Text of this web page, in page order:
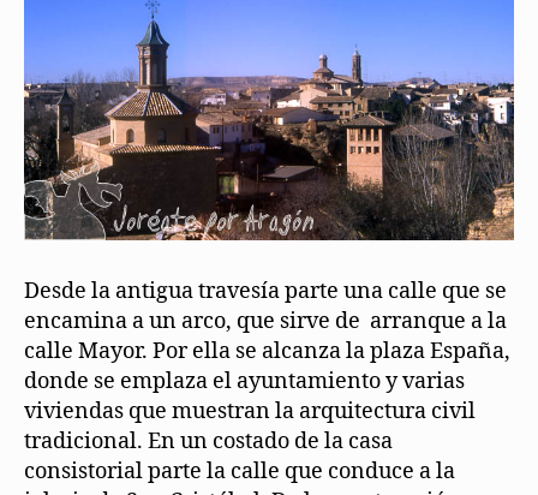
Desde la antigua travesía parte una calle que se
encamina a un arco, que sirve de arranque a la
calle Mayor. Por ella se alcanza la plaza España,
donde se emplaza el ayuntamiento y varias
viviendas que muestran la arquitectura civil
tradicional. En un costado de la casa
consistorial parte la calle que conduce a la